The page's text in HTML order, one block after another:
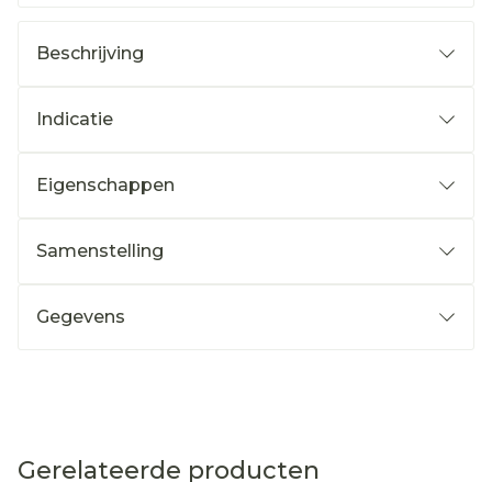
Beschrijving
Indicatie
Eigenschappen
Samenstelling
Gegevens
Gerelateerde producten